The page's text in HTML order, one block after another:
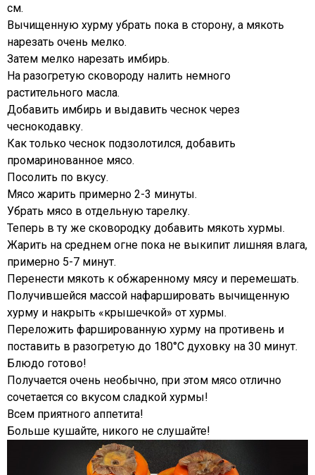
см.
Вычищенную хурму убрать пока в сторону, а мякоть
нарезать очень мелко.
Затем мелко нарезать имбирь.
На разогретую сковороду налить немного
растительного масла.
Добавить имбирь и выдавить чеснок через
чеснокодавку.
Как только чеснок подзолотился, добавить
промаринованное мясо.
Посолить по вкусу.
Мясо жарить примерно 2-3 минуты.
Убрать мясо в отдельную тарелку.
Теперь в ту же сковородку добавить мякоть хурмы.
Жарить на среднем огне пока не выкипит лишняя влага,
примерно 5-7 минут.
Перенести мякоть к обжаренному мясу и перемешать.
Получившейся массой нафаршировать вычищенную
хурму и накрыть «крышечкой» от хурмы.
Переложить фаршированную хурму на противень и
поставить в разогретую до 180°С духовку на 30 минут.
Блюдо готово!
Получается очень необычно, при этом мясо отлично
сочетается со вкусом сладкой хурмы!
Всем приятного аппетита!
Больше кушайте, никого не слушайте!